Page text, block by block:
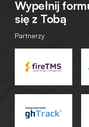
Wypełnij
się z Tobą
Partnerzy